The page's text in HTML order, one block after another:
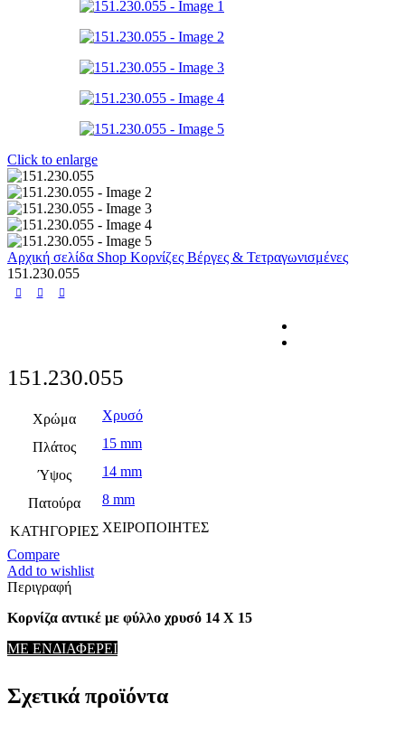
Click to enlarge
Αρχική σελίδα Shop Κορνίζες Βέργες & Τετραγωνισμένες
151.230.055
151.230.055
Χρώμα Χρυσό
Πλάτος 15 mm
Ύψος 14 mm
Πατούρα 8 mm
ΚΑΤΗΓΟΡΙΕΣ ΧΕΙΡΟΠΟΙΗΤΕΣ
Compare
Add to wishlist
Περιγραφή
Κορνίζα αντικέ με φύλλο χρυσό 14 Χ 15
ΜΕ ΕΝΔΙΑΦΕΡΕΙ
Σχετικά προϊόντα